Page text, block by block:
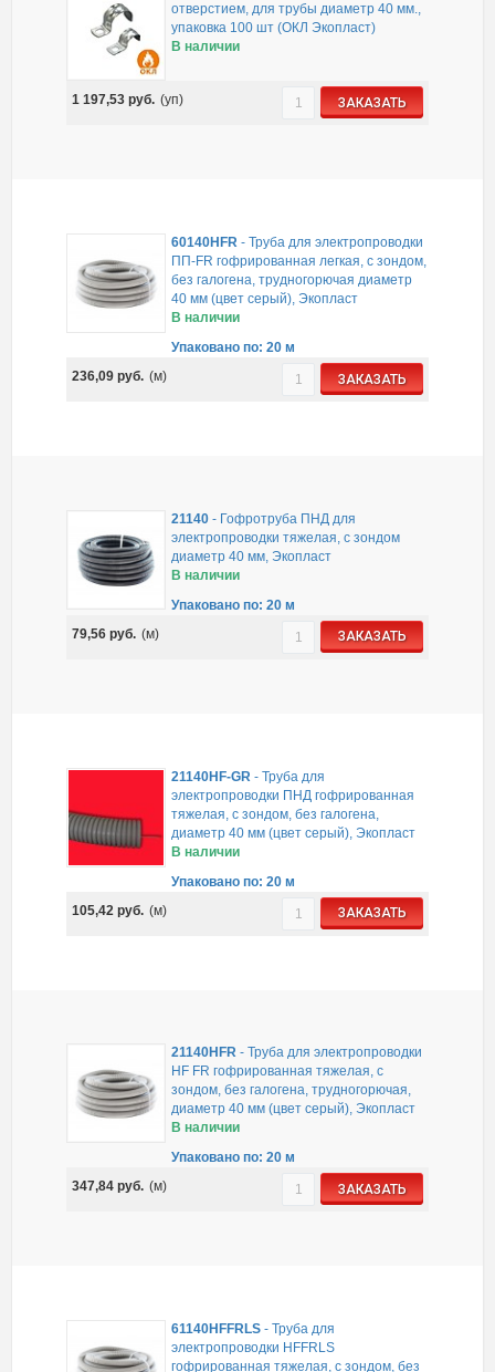
отверстием, для трубы диаметр 40 мм.,
упаковка 100 шт (ОКЛ Экопласт)
В наличии
1 197,53 руб. (уп) ЗАКАЗАТЬ
60140HFR- Труба для электропроводки
ПП-FR гофрированная легкая, с зондом,
без галогена, трудногорючая диаметр
40 мм (цвет серый), Экопласт
В наличии
Упаковано по: 20 м
236,09 руб. (м) ЗАКАЗАТЬ
21140- Гофротруба ПНД для
электропроводки тяжелая, с зондом
диаметр 40 мм, Экопласт
В наличии
Упаковано по: 20 м
79,56 руб. (м) ЗАКАЗАТЬ
21140HF-GR - Труба для
электропроводки ПНД гофрированная
тяжелая, с зондом, без галогена,
диаметр 40 мм (цвет серый), Экопласт
В наличии
Упаковано по: 20 м
105,42 руб. (м) ЗАКАЗАТЬ
21140HFR- Труба для электропроводки
HF FR гофрированная тяжелая, с
зондом, без галогена, трудногорючая,
диаметр 40 мм (цвет серый), Экопласт
В наличии
Упаковано по: 20 м
347,84 руб. (м) ЗАКАЗАТЬ
61140HFFRLS- Труба для
электропроводки HFFRLS
гофрированная тяжелая, с зондом, без